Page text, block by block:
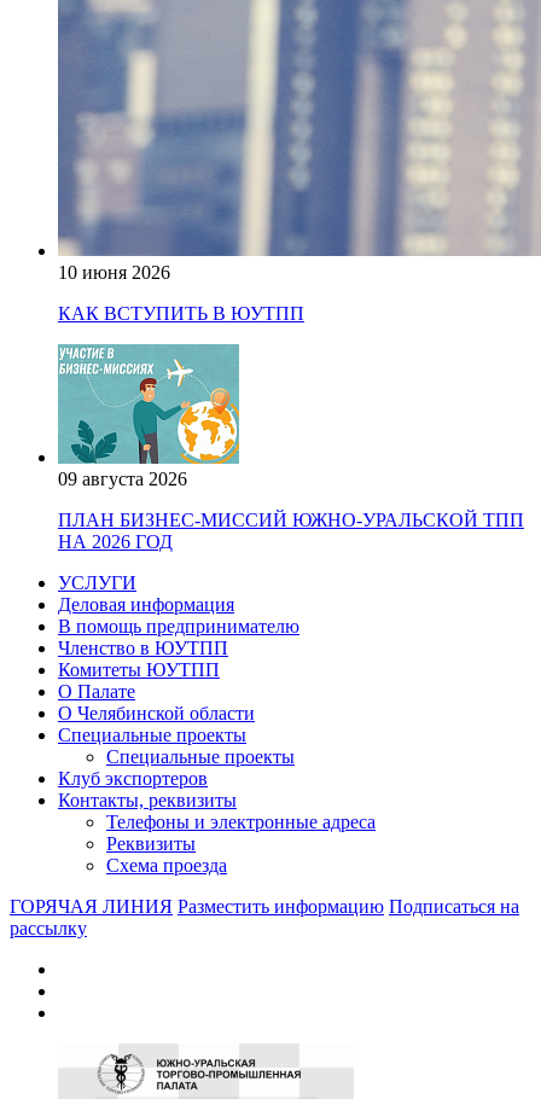
10 июня 2026
КАК ВСТУПИТЬ В ЮУТПП
09 августа 2026
ПЛАН БИЗНЕС-МИССИЙ ЮЖНО-УРАЛЬСКОЙ ТПП
НА 2026 ГОД
УСЛУГИ
Деловая информация
В помощь предпринимателю
Членство в ЮУТПП
Комитеты ЮУТПП
О Палате
О Челябинской области
Специальные проекты
Специальные проекты
Клуб экспортеров
Контакты, реквизиты
Телефоны и электронные адреса
Реквизиты
Схема проезда
ГОРЯЧАЯ ЛИНИЯ Разместить информацию Подписаться на
рассылку